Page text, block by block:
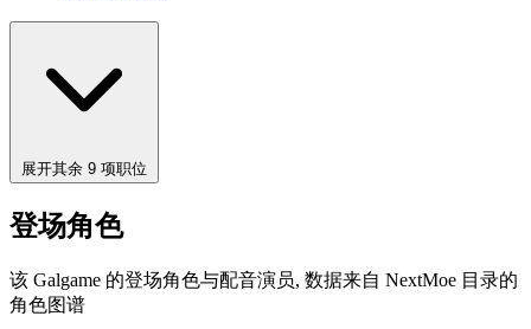
展开其余 9 项职位
登场角色
该 Galgame 的登场角色与配音演员, 数据来自 NextMoe 目录的
角色图谱